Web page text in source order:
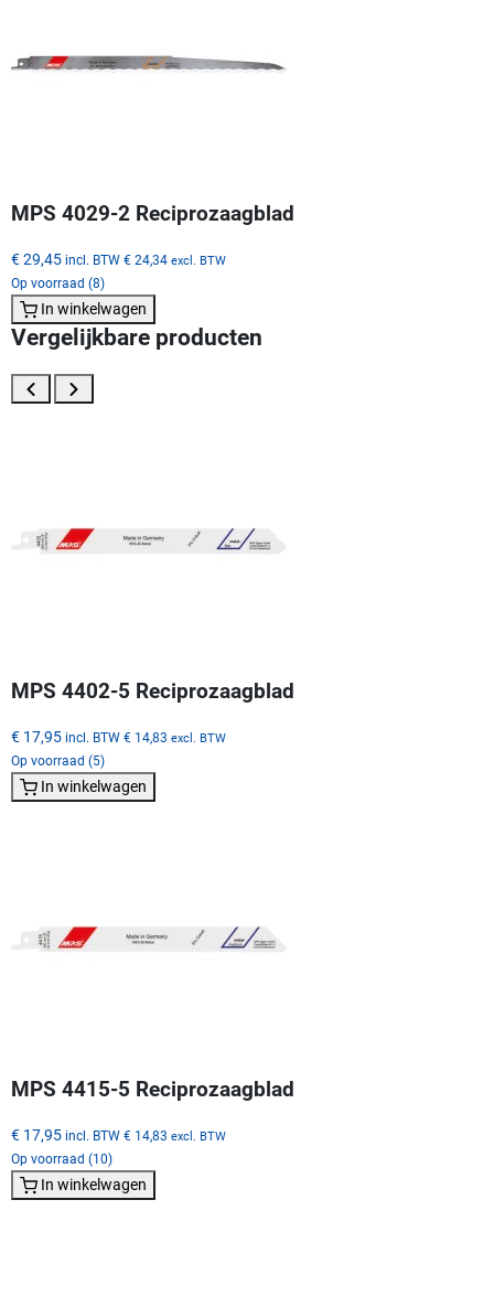
MPS 4029-2 Reciprozaagblad
€ 29,45 incl. BTW € 24,34 excl. BTW
Op voorraad (8)
In winkelwagen
Vergelijkbare producten
MPS 4402-5 Reciprozaagblad
€ 17,95 incl. BTW € 14,83 excl. BTW
Op voorraad (5)
In winkelwagen
MPS 4415-5 Reciprozaagblad
€ 17,95 incl. BTW € 14,83 excl. BTW
Op voorraad (10)
In winkelwagen